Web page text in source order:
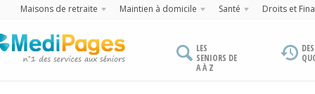
Maisons de retraite Maintien à domicile Santé Droits et
LES
SENIORS DE
A À Z